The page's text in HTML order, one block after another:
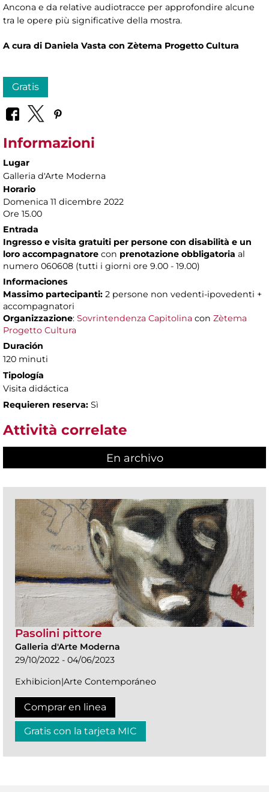
Ancona e da relative audiotracce per approfondire alcune
tra le opere più significative della mostra.
A cura di Daniela Vasta con Zètema Progetto Cultura
Gratis
Informazioni
Lugar
Galleria d'Arte Moderna
Horario
Domenica 11 dicembre 2022
Ore 15.00
Entrada
Ingresso e visita gratuiti per persone con disabilità e un
loro accompagnatore con prenotazione obbligatoria al
numero 060608 (tutti i giorni ore 9.00 - 19.00)
Informaciones
Massimo partecipanti: 2 persone non vedenti-ipovedenti +
accompagnatori
Organizzazione: Sovrintendenza Capitolina con Zètema
Progetto Cultura
Duración
120 minuti
Tipología
Visita didáctica
Requieren reserva: Sì
Attività correlate
En archivo
Pasolini pittore
Galleria d'Arte Moderna
29/10/2022 - 04/06/2023
Exhibicion|Arte Contemporáneo
Comprar en linea
Gratis con la tarjeta MIC